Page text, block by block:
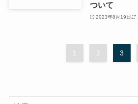
ついて
2023年8月19日
1 2 3